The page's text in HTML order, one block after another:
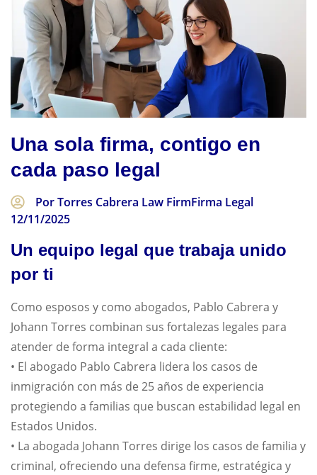
Una sola firma, contigo en
cada paso legal
Por Torres Cabrera Law FirmFirma Legal
12/11/2025
Un equipo legal que trabaja unido
por ti
Como esposos y como abogados, Pablo Cabrera y
Johann Torres combinan sus fortalezas legales para
atender de forma integral a cada cliente:
• El abogado Pablo Cabrera lidera los casos de
inmigración con más de 25 años de experiencia
protegiendo a familias que buscan estabilidad legal en
Estados Unidos.
• La abogada Johann Torres dirige los casos de familia y
criminal, ofreciendo una defensa firme, estratégica y